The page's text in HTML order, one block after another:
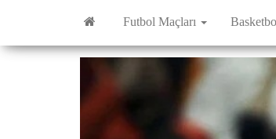
Futbol Maçları